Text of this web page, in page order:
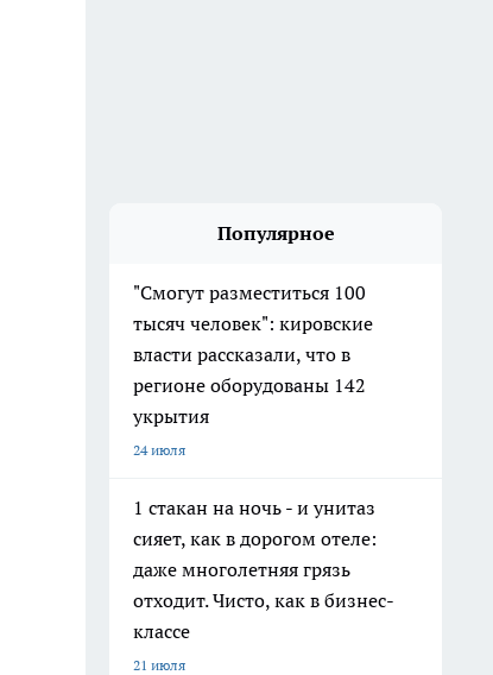
Популярное
"Смогут разместиться 100
тысяч человек": кировские
власти рассказали, что в
регионе оборудованы 142
укрытия
24 июля
1 стакан на ночь - и унитаз
сияет, как в дорогом отеле:
даже многолетняя грязь
отходит. Чисто, как в бизнес-
классе
21 июля